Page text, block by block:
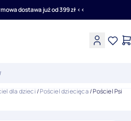
dostawa już od 399 zł <<
dla dzieci/Pościel dziecięca/ Pościel Psi